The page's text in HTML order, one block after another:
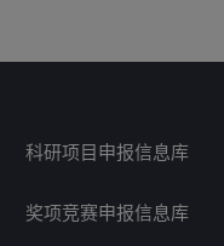
科研项目申报信息库
奖项竞赛申报信息库